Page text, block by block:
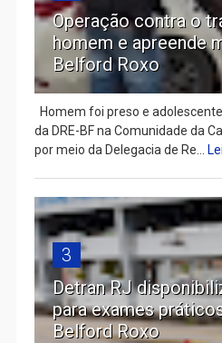
Operação contra o
homem e apreende
Belford Roxo
Homem foi preso e
da DRE-BF na Comunidade da
por meio da Delegacia de Re...
3
Detran RJ
para exames
Belford Roxo